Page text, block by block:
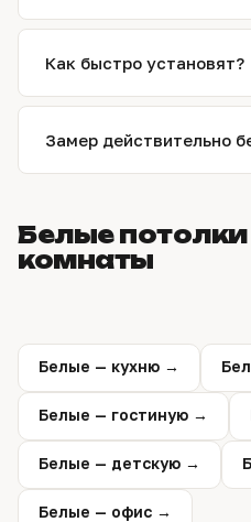
Да. На замере
фактуры и подберёт
необходимости
вариант.
Как быстро установят?
Обычно монтаж занимает
выезд. Сложные
Замер действительно
Замер ни к чему не
Белые потолки
комнаты
Белые — кухню →
Белые — гостиную →
Белые — детскую →
Белые — офис →